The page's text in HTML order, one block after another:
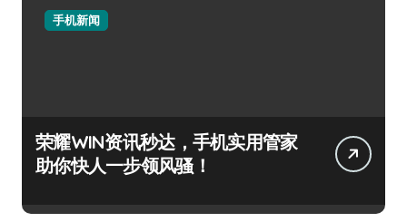
手机新闻
荣耀WIN资讯秒达，手机实用管家
助你快人一步领风骚！